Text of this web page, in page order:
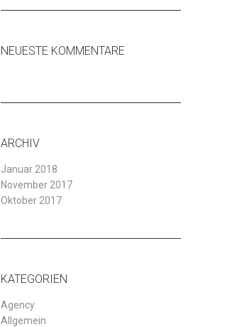
NEUESTE KOMMENTARE
ARCHIV
Januar 2018
November 2017
Oktober 2017
KATEGORIEN
Agency
Allgemein